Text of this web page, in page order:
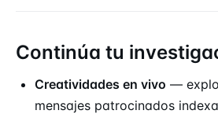
Continúa tu
Creatividades en vivo —
mensajes patrocinados